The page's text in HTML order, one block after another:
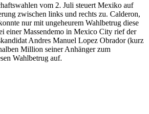
vom 2. Juli steuert Mexiko auf
zwischen links und rechts zu. Calderon,
nur mit ungeheurem Wahlbetrug diese
einer Massendemo in Mexico City rief der
Andres Manuel Lopez Obrador (kurz
Million seiner Anhänger zum
Wahlbetrug auf.